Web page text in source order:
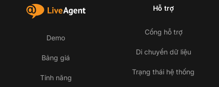
Demo
Bảng giá
Tính năng
Hỗ trợ
Cổng hỗ trợ
Di chuyển dữ liệu
Trạng thái hệ thống